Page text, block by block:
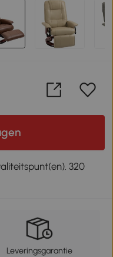
320
Leveringsgarantie